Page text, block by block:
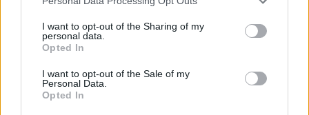
I want to opt-out of the Sharing of my
personal data.
Opted In
I want to opt-out of the Sale of my
Personal Data.
Opted In